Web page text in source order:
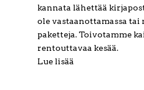
kannata lähettää
ole vastaanottamassa tai
paketteja. Toivotamme
rentouttavaa kesää.
Lue lisää